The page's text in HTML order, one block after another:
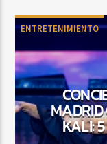
ENTRETENIMIENTO
KALI: